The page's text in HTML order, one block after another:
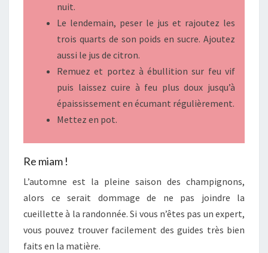
nuit.
Le lendemain, peser le jus et rajoutez les
trois quarts de son poids en sucre. Ajoutez
aussi le jus de citron.
Remuez et portez à ébullition sur feu vif
puis laissez cuire à feu plus doux jusqu’à
épaississement en écumant régulièrement.
Mettez en pot.
Re miam !
L’automne est la pleine saison des champignons,
alors ce serait dommage de ne pas joindre la
cueillette à la randonnée. Si vous n’êtes pas un expert,
vous pouvez trouver facilement des guides très bien
faits en la matière.